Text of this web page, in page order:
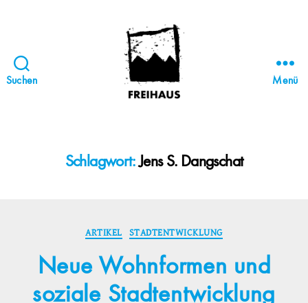
Suchen
STATTBAU
HAMBURG
Menü
Schlagwort: Jens S. Dangschat
Kategorien
ARTIKEL STADTENTWICKLUNG
Neue Wohnformen und
soziale Stadtentwicklung